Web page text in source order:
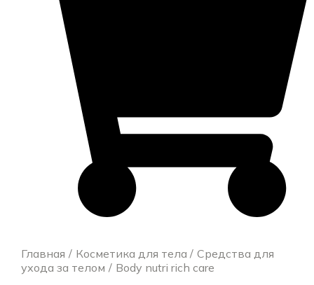
Главная Косметика для тела
Средства для
ухода за телом
Body nutri rich care